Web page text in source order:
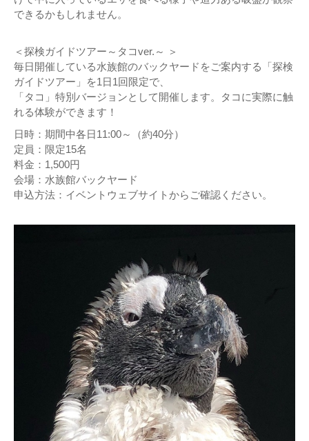
できるかもしれません。
＜探検ガイドツアー～タコver.～ ＞
毎日開催している水族館のバックヤードをご案内する「探検
ガイドツアー」を1日1回限定で、
「タコ」特別バージョンとして開催します。タコに実際に触
れる体験ができます！
日時：期間中各日11:00～（約40分）
定員：限定15名
料金：1,500円
会場：水族館バックヤード
申込方法：イベントウェブサイトからご確認ください。